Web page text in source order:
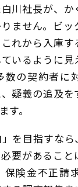
川社長が、
ません。ビ
れから入庫す
いるように
数の契約者に
疑義の追及
す。
を目指すな
要があること
保険金不正請